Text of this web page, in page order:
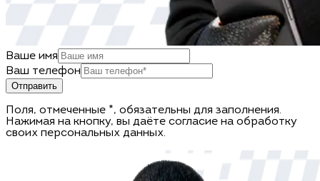
Ваше имя
Ваш телефон
Отправить
Поля, отмеченные *, обязательны для заполнения.
Нажимая на кнопку, вы даёте согласие на обработку
своих персональных данных.